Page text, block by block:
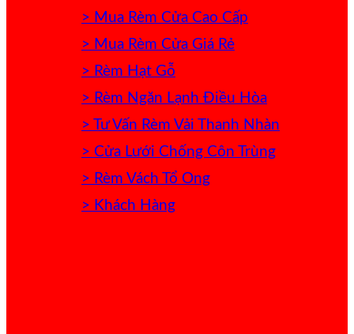
> Mua Rèm Cửa Cao Cấp
> Mua Rèm Cửa Giá Rẻ
> Rèm Hạt Gỗ
> Rèm Ngăn Lạnh Điều Hòa
> Tư Vấn Rèm Vải Thanh Nhàn
> Cửa Lưới Chống Côn Trùng
> Rèm Vách Tổ Ong
> Khách Hàng